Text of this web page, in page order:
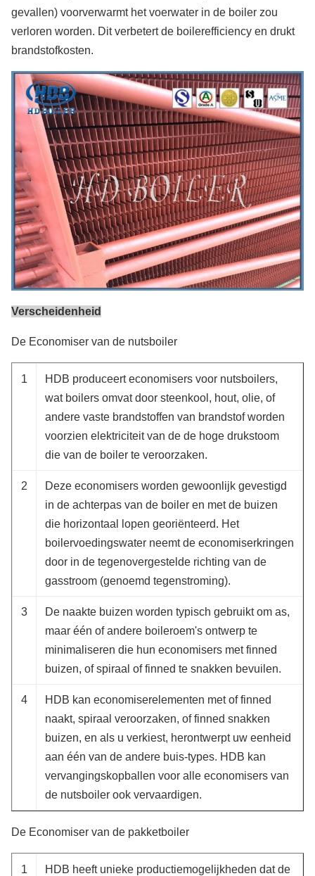
gevallen) voorverwarmt het voerwater in de boiler zou
verloren worden. Dit verbetert de boilerefficiency en drukt
brandstofkosten.
Verscheidenheid
De Economiser van de nutsboiler
1
HDB produceert economisers voor nutsboilers,
wat boilers omvat door steenkool, hout, olie, of
andere vaste brandstoffen van brandstof worden
voorzien elektriciteit van de de hoge drukstoom
die van de boiler te veroorzaken.
2
Deze economisers worden gewoonlijk gevestigd
in de achterpas van de boiler en met de buizen
die horizontaal lopen georiënteerd. Het
boilervoedingswater neemt de economiserkringen
door in de tegenovergestelde richting van de
gasstroom (genoemd tegenstroming).
3
De naakte buizen worden typisch gebruikt om as,
maar één of andere boileroem's ontwerp te
minimaliseren die hun economisers met finned
buizen, of spiraal of finned te snakken bevuilen.
4
HDB kan economiserelementen met of finned
naakt, spiraal veroorzaken, of finned snakken
buizen, en als u verkiest, herontwerpt uw eenheid
aan één van de andere buis-types. HDB kan
vervangingskopballen voor alle economisers van
de nutsboiler ook vervaardigen.
De Economiser van de pakketboiler
1
HDB heeft unieke productiemogelijkheden dat de